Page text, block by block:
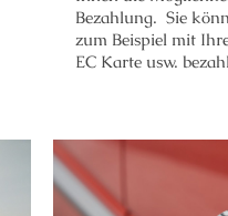
Bezahlung. Sie
zum Beispiel mit
EC Karte usw.